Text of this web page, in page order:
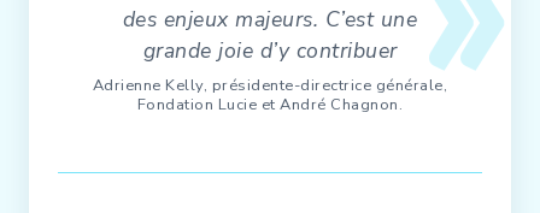
des enjeux majeurs. C’est une
grande joie d’y contribuer
Adrienne Kelly, présidente-directrice générale,
Fondation Lucie et André Chagnon.